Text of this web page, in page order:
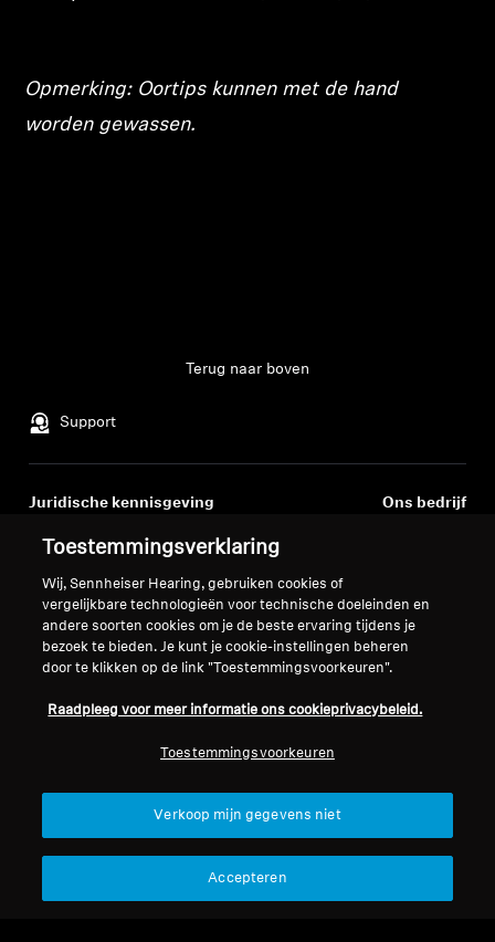
Opmerking: Oortips kunnen met de hand
worden gewassen.
Support
Terug naar boven
Juridische kennisgeving
Herroep overeenkomst
Wereldwijd privacybeleid
Algemene verkoopvoorwaarden
voor online verkoop aan
consumenten
Ons bedrijf
Nieuwskamer
Sennheiser Consumer
merkambassadeurs
Cookie-instellingen
Toestemmingsverklaring
Wij, Sennheiser Hearing, gebruiken cookies of
vergelijkbare technologieën voor technische doeleinden en
andere soorten cookies om je de beste ervaring tijdens je
bezoek te bieden. Je kunt je cookie-instellingen beheren
door te klikken op de link "Toestemmingsvoorkeuren".
Raadpleeg voor meer informatie ons cookieprivacybeleid.
Toestemmingsvoorkeuren
Verkoop mijn gegevens niet
Accepteren
Login